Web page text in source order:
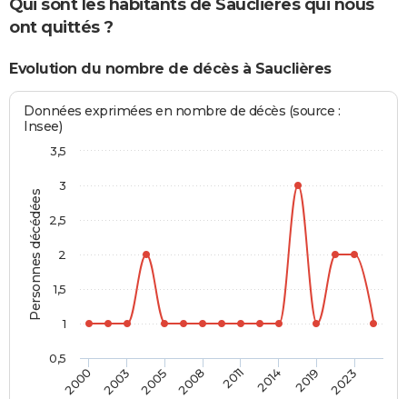
Qui sont les habitants de Sauclières qui nous
ont quittés ?
Evolution du nombre de décès à Sauclières
Personnes décédées
Données exprimées en nombre de décès (source :
Insee)
2000 2003 2005 2008 2011 2014 2019 2023
0,5
1
1,5
2
2,5
3
3,5